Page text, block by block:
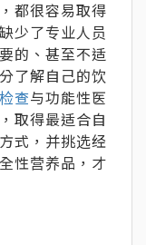
都很容易取得
少了专业人员
的、甚至不适
了解自己的饮
查与功能性医
取得最适合自
式，并挑选经
性营养品，才